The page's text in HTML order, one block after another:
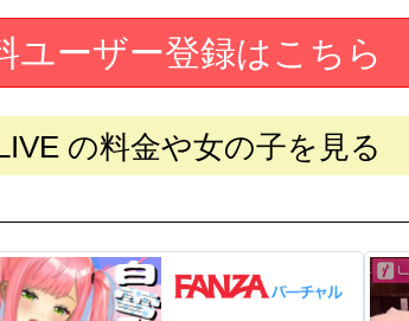
ユーザー登録はこちら
の料金や女の子を見る